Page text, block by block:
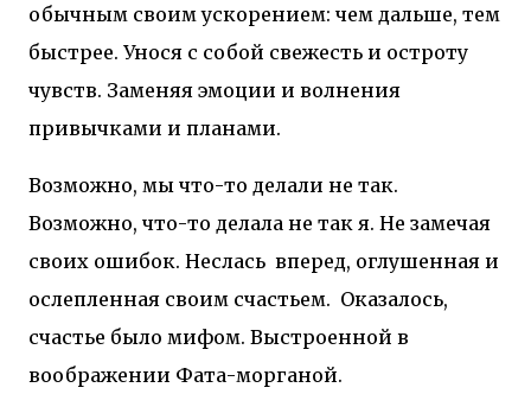
обычным своим ускорением: чем дальше, тем
быстрее. Унося с собой свежесть и остроту
чувств. Заменяя эмоции и волнения
привычками и планами.
Возможно, мы что-то делали не так.
Возможно, что-то делала не так я. Не замечая
своих ошибок. Неслась вперед, оглушенная и
ослепленная своим счастьем. Оказалось,
счастье было мифом. Выстроенной в
воображении Фата-морганой.